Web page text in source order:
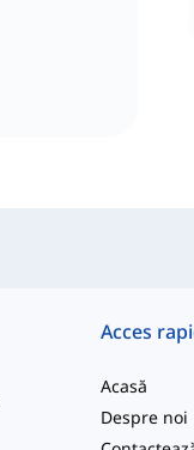
Acces
Acasă
Despre noi